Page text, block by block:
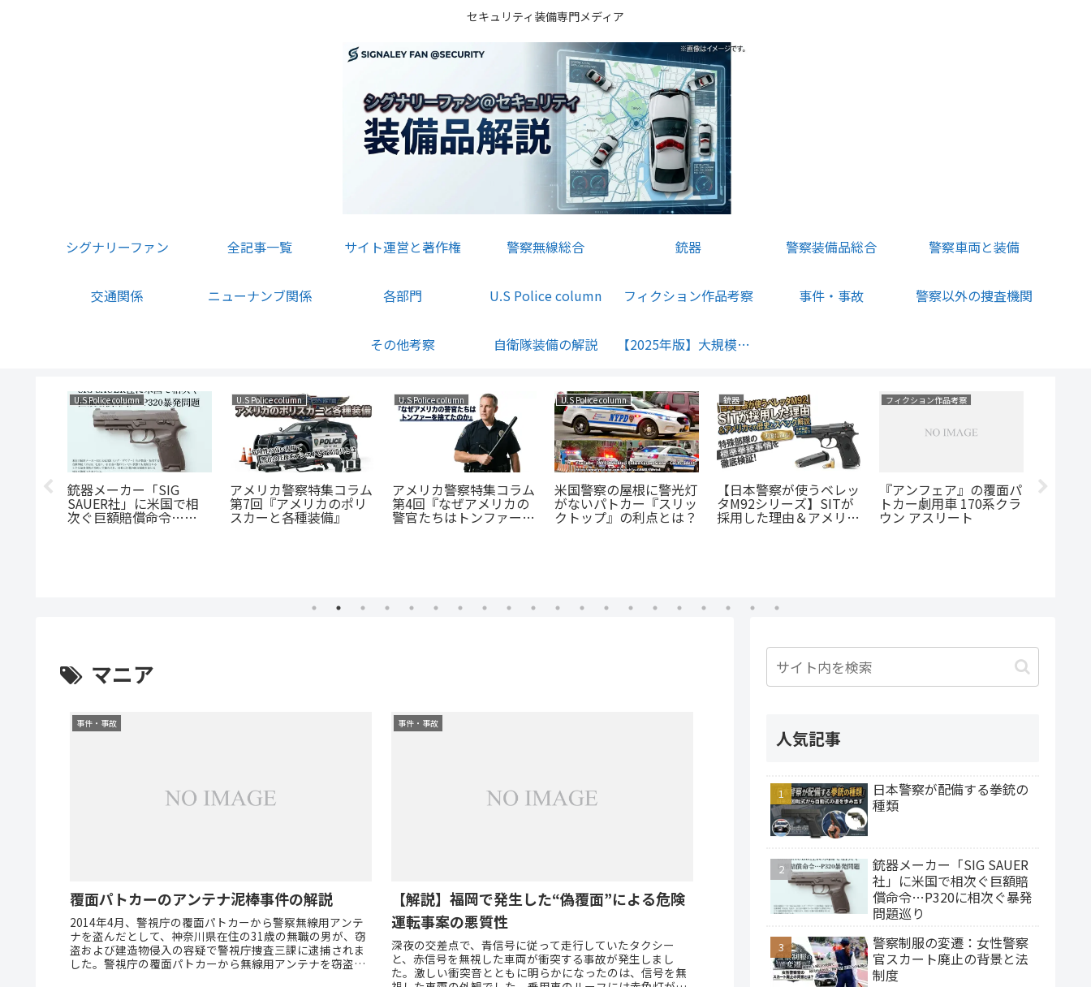
セキュリティ装備専門メディア
シグナリーファン 全記事一覧 サイト運営と著作権 警察無線総合 銃器 警察装備品総合 警察車両と装備
交通関係 ニューナンブ関係 各部門 U.S Police column フィクション作品考察 事件・事故 警察以外の捜査機関
その他考察 自衛隊装備の解説 【2025年版】大規模災害時に活発になるサバイバル無線の周波数解説
覆面パ
その他考察
日本警察がMP7などの高
威力PDWを配備しない
理由と、沖縄県警への自
U.S Police column
FBI HRT（人質救出部
隊）が警察機関でありな
がら「FBI版デルタフォ
ース」と呼ばれる理由と
は？
U.S Police column
アメリカ警察特集コラム
第1回 『アメリカの警官
が持つポリスバッジ』
トイガン事件
【実弾を発射可能と警察
が告知】リアルギミック
ミニリボルバーはなぜ危
U.S Police column
米国の偽覆面パトカー事
件『ブルーライトレイピ
スト事件』とは
銃器
日本警察の配備する
M3913とは？「レディス
ミス」と「NL」モデル
【検証
マニア
事件・事故
覆面パトカーのアンテナ泥棒事件の解説
2014年4月、警視庁の覆面パトカーから警察無線用アンテ
ナを盗んだとして、神奈川県在住の31歳の無職の男が、窃
盗および建造物侵入の容疑で警視庁捜査三課に逮捕されま
した。警視庁の覆面パトカーから無線用アンテナを窃盗
事件・事故
【解説】福岡で発生した“偽覆面”による危険
運転事案の悪質性
深夜の交差点で、青信号に従って走行していたタクシー
と、赤信号を無視した車両が衝突する事故が発生しまし
た。激しい衝突音とともに明らかになったのは、信号を無
人気記事
日本警察が配備する拳銃の
種類
銃器メーカー「SIG SAUER
社」に米国で相次ぐ巨額賠
償命令…P320に相次ぐ暴発
問題巡り
警察制服の変遷：女性警察
官スカート廃止の背景と法
制度